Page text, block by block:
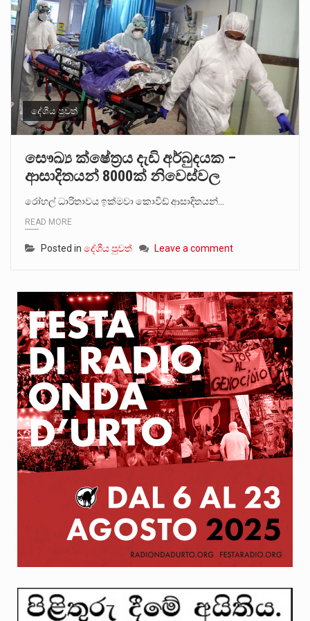
දේශීය පුවත්
සෞඛ්‍ය ක්ෂේත්‍රය දැඩි අර්බුදයක –
ආසාදිතයන් 8000ක් නිවෙස්වල
රෝහල් ධාරිතාවය ඉක්මවා කොවිඩ් ආසාදිතයන්…
READ MORE
Posted in දේශීය පුවත් Leave a comment